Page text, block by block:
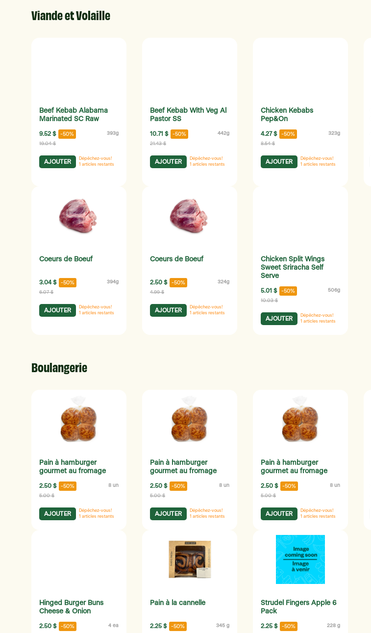
Viande et Volaille
Beef Kebab Alabama
Marinated SC Raw
9.52 $ -50% 393g
19.04 $
AJOUTER
Dépêchez-vous!
1 articles restants
Beef Kebab With Veg Al
Pastor SS
10.71 $ -50% 442g
21.43 $
AJOUTER
Dépêchez-vous!
1 articles restants
Chicken Kebabs
Pep&On
4.27 $ -50% 323g
8.54 $
AJOUTER
Dépêchez-vous!
1 articles restants
Coeurs de Boeuf
3.04 $ -50% 394g
6.07 $
AJOUTER
Dépêchez-vous!
1 articles restants
Coeurs de Boeuf
2.50 $ -50% 324g
4.99 $
AJOUTER
Dépêchez-vous!
1 articles restants
Chicken Split Wings
Sweet Sriracha Self
Serve
5.01 $ -50% 506g
10.03 $
AJOUTER
Dépêchez-vous!
1 articles restants
Boulangerie
Pain à hamburger
gourmet au fromage
2.50 $ -50% 8 un
5.00 $
AJOUTER
Dépêchez-vous!
1 articles restants
Pain à hamburger
gourmet au fromage
2.50 $ -50% 8 un
5.00 $
AJOUTER
Dépêchez-vous!
1 articles restants
Pain à hamburger
gourmet au fromage
2.50 $ -50% 8 un
5.00 $
AJOUTER
Dépêchez-vous!
1 articles restants
Hinged Burger Buns
Cheese & Onion
2.50 $ -50% 4 ea
Pain à la cannelle
2.25 $ -50% 345 g
Strudel Fingers Apple 6
Pack
2.25 $ -50% 228 g